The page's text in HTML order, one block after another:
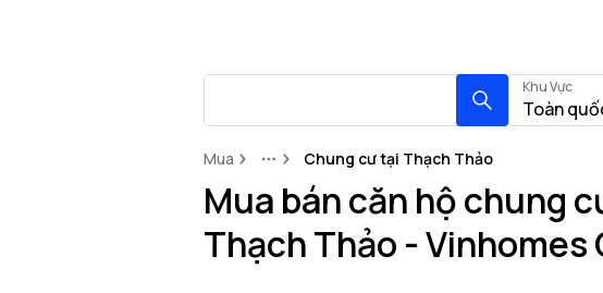
Khu Vực
Toàn
Mua MoreChung cư tại Thạch Thảo
Mua bán căn hộ chung
Thạch Thảo - Vinhomes